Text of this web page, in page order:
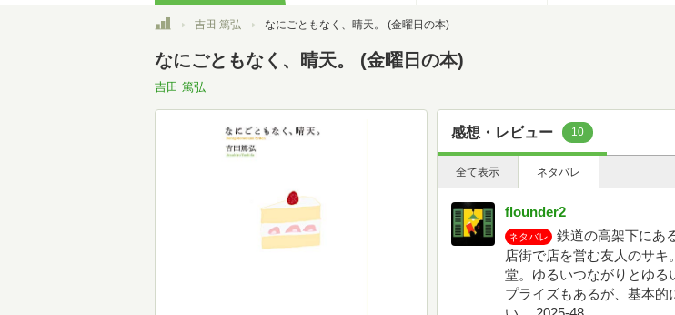
トップ吉田 篤弘 なにごともなく、晴天。 (金曜日の本)
なにごともなく、晴天。 (金曜日の本)
吉田 篤弘
感想・レビュー 10
全て表示 ネタバレ
flounder2
ネタバレ
鉄道の高架下にあ
店街で店を営む友人のサ
堂。ゆるいつながりとゆる
プライズもあるが、基本的